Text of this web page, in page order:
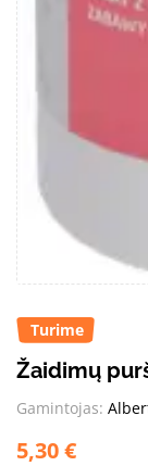
Turime
Žaidimų
Gamintojas:
5,30€